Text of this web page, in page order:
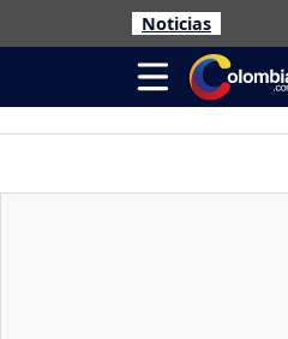
Noticias